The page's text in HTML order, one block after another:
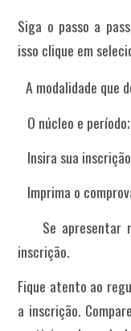
Siga o passo a
isso clique em
A modalidade que
O núcleo e período;
Insira sua
Imprima o
Se apresentar
inscrição.
Fique atento ao
a inscrição.